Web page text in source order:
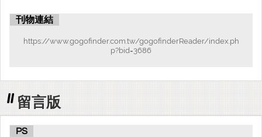
刊物連結
https://www.gogofinder.com.tw/gogofinderReader/index.ph
p?bid=3686
留言版
PS